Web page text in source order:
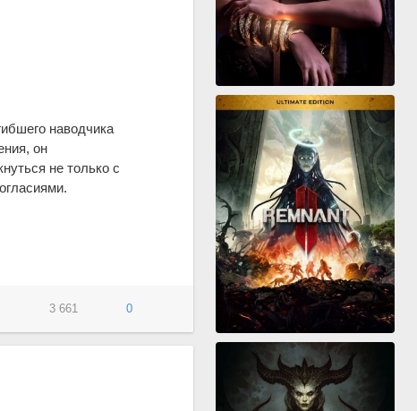
наводчика
он
не только с
3 661 0